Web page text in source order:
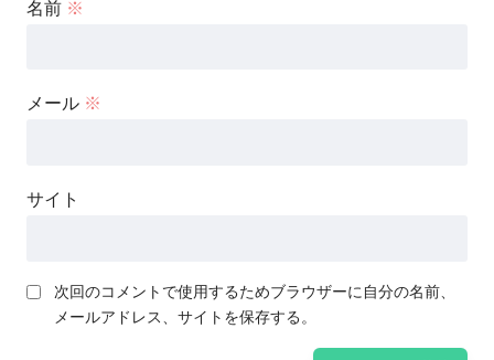
名前 ※
メール ※
サイト
次回のコメントで使用するためブラウザーに自分の名前、
メールアドレス、サイトを保存する。